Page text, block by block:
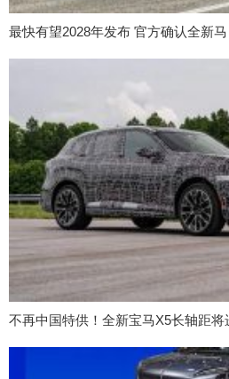
最快有望2028年发布 官方确认全新
不再中国特供！全新宝马X5长轴距将